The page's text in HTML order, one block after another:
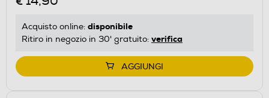
Acquisto online: disponibile
Ritiro in negozio in 30' gratuito: verifica
AGGIUNGI